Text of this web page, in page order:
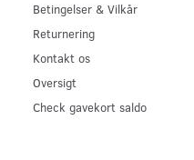
Betingelser & Vilkår
Returnering
Kontakt os
Oversigt
Check gavekort saldo